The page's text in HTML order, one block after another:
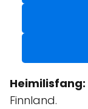
Heimilisfang:
Finnland.